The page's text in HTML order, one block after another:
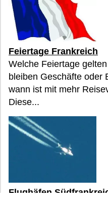
Feiertage Frankreich
Welche Feiertage
bleiben Geschäfte oder
wann ist mit mehr
Diese...
Flughäfen